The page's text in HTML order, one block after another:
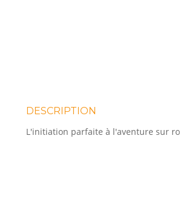
DESCRIPTION
L'initiation parfaite à l'aventure sur